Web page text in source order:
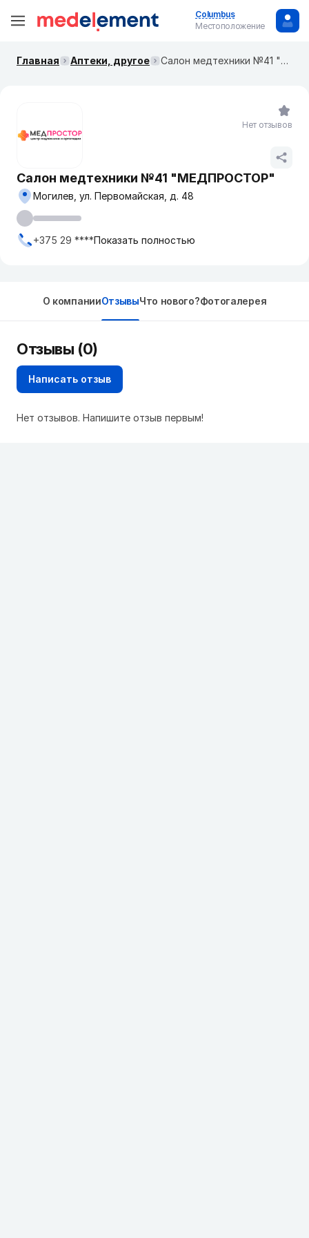
Columbus
Местоположение
Главная Аптеки, другое Салон медтехники №41 "МЕДПРОСТОР"
Салон медтехники №41 "МЕДПРОСТОР"
Могилев, ул. Первомайская, д. 48
+375 29 ****Показать полностью
Нет отзывов
О компанииОтзывыЧто нового?Фотогалерея
Отзывы (0)
Написать отзыв
Нет отзывов. Напишите отзыв первым!